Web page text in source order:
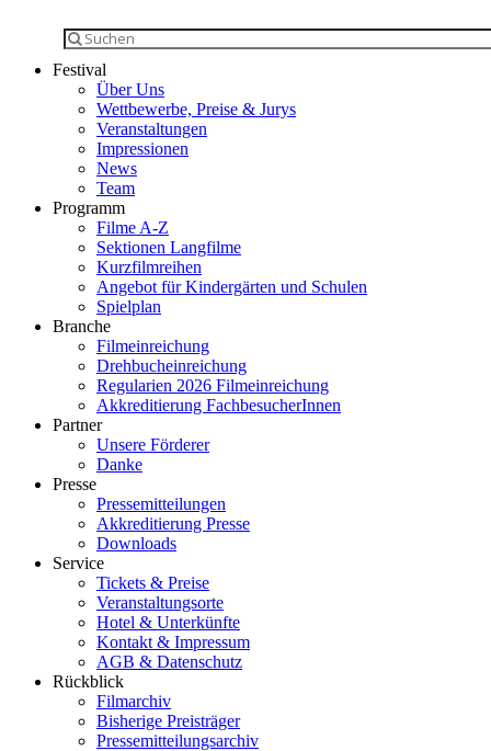
Festival
Über Uns
Wettbewerbe, Preise & Jurys
Veranstaltungen
Impressionen
News
Team
Programm
Filme A-Z
Sektionen Langfilme
Kurzfilmreihen
Angebot für Kindergärten und Schulen
Spielplan
Branche
Filmeinreichung
Drehbucheinreichung
Regularien 2026 Filmeinreichung
Akkreditierung FachbesucherInnen
Partner
Unsere Förderer
Danke
Presse
Pressemitteilungen
Akkreditierung Presse
Downloads
Service
Tickets & Preise
Veranstaltungsorte
Hotel & Unterkünfte
Kontakt & Impressum
AGB & Datenschutz
Rückblick
Filmarchiv
Bisherige Preisträger
Pressemitteilungsarchiv